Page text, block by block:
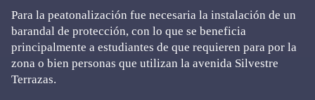
Para la peatonalización fue necesaria la instalación de un
barandal de protección, con lo que se beneficia
principalmente a estudiantes de que requieren para por la
zona o bien personas que utilizan la avenida Silvestre
Terrazas.